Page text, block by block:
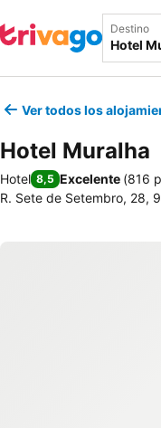
Destino
Ver todos los
Hotel Muralha
Hotel 8,5 Excelente (816
R. Sete de Setembro, 28,